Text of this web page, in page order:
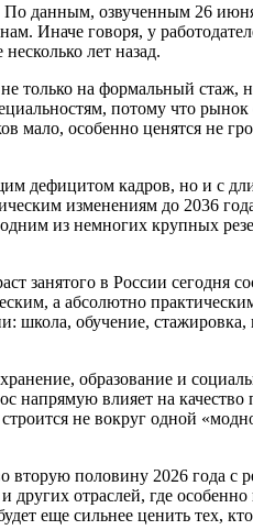
данным, озвученным 26
Иначе говоря, у
лет назад.
только на формальный стаж,
потому что
мало, особенно ценятся не
дефицитом кадров, но и с
изменениям до 2036
из немногих крупных
в России сегодня
а абсолютно
школа, обучение,
образование и
напрямую влияет на
не вокруг одной
вторую половину 2026 года с
отраслей, где
еще сильнее ценить тех,